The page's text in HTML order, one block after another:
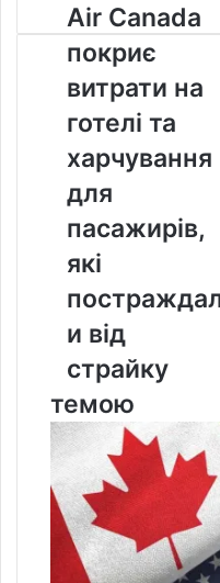
Air
Canada
покриє
витрати
на
готелі
та
харчування
для
які
постраждали
страйку
Air Canada
покриє
витрати на
готелі та
харчування
для
пасажирів,
які
и від
страйку
темою